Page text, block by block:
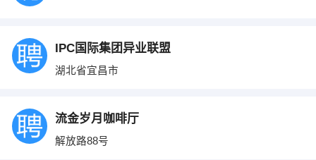
IPC国际集团异业联盟
湖北省宜昌市
流金岁月咖啡厅
解放路88号